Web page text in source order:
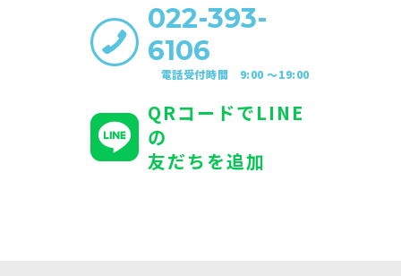
022-393-
6106
電話受付時間 9:00 〜19:00
QRコードでLINE
の
友だちを追加